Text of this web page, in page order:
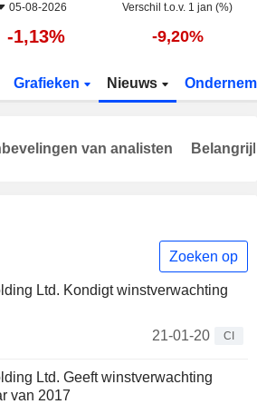
05-08-2026 Verschil t.o.v. 1 jan (%)
-1,13% -9,20%
Grafieken Nieuws
Zoeken op
Ltd. Kondigt winstverwachting
21-01-20
CI
Ltd. Geeft winstverwachting
van 2017
van analisten